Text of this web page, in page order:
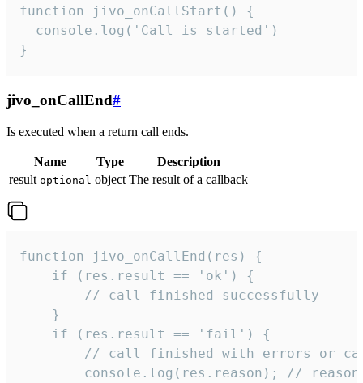
function jivo_onCallStart() {
  console.log('Call is started')
}
jivo_onCallEnd#
Is executed when a return call ends.
Name Type
Description
result optional object The result of a callback
function jivo_onCallEnd(res) {
    if (res.result == 'ok') {
        // call finished successfully
    }
    if (res.result == 'fail') {
// call finished with errors or
console.log(res.reason); //